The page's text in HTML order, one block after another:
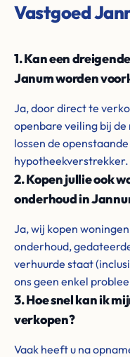
Vastgoed
1. Kan een
Janum worden
Ja, door direct te
openbare veiling bij
lossen de
hypotheekverstrekker.
2. Kopen jullie ook
onderhoud in
Ja, wij kopen
onderhoud,
verhuurde staat
ons geen enkel
3. Hoe snel kan ik
verkopen?
Vaak heeft u na